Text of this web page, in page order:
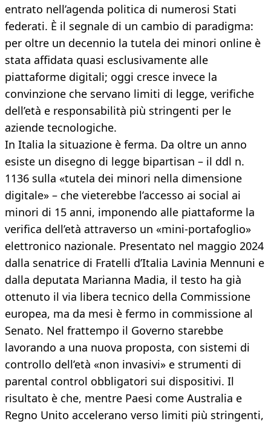
entrato nell’agenda politica di numerosi Stati
federati. È il segnale di un cambio di paradigma:
per oltre un decennio la tutela dei minori online è
stata affidata quasi esclusivamente alle
piattaforme digitali; oggi cresce invece la
convinzione che servano limiti di legge, verifiche
dell’età e responsabilità più stringenti per le
aziende tecnologiche.
In Italia la situazione è ferma. Da oltre un anno
esiste un disegno di legge bipartisan – il ddl n.
1136 sulla «tutela dei minori nella dimensione
digitale» – che vieterebbe l’accesso ai social ai
minori di 15 anni, imponendo alle piattaforme la
verifica dell’età attraverso un «mini-portafoglio»
elettronico nazionale. Presentato nel maggio 2024
dalla senatrice di Fratelli d’Italia Lavinia Mennuni e
dalla deputata Marianna Madia, il testo ha già
ottenuto il via libera tecnico della Commissione
europea, ma da mesi è fermo in commissione al
Senato. Nel frattempo il Governo starebbe
lavorando a una nuova proposta, con sistemi di
controllo dell’età «non invasivi» e strumenti di
parental control obbligatori sui dispositivi. Il
risultato è che, mentre Paesi come Australia e
Regno Unito accelerano verso limiti più stringenti,